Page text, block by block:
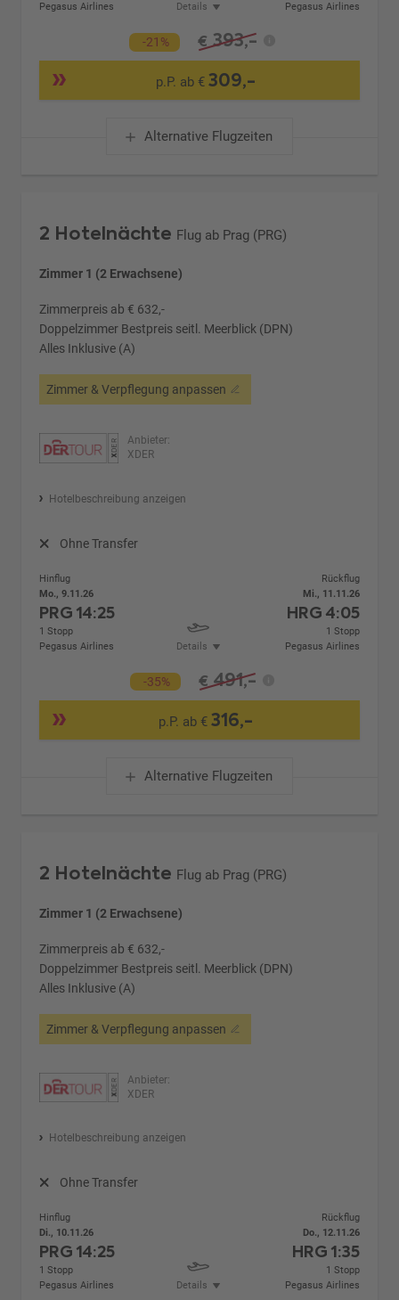
Pegasus Airlines
Details
Pegasus Airlines
-21% € 393,-
p.P. ab €309,-
Alternative Flugzeiten
2 Hotelnächte Flug ab Prag (PRG)
Zimmer 1 (2 Erwachsene)
Zimmerpreis ab € 632,-
Doppelzimmer Bestpreis seitl. Meerblick (DPN)
Alles Inklusive (A)
Zimmer & Verpflegung anpassen
Anbieter:
XDER
Hotelbeschreibung anzeigen
Ohne Transfer
Hinflug
Mo., 9.11.26
PRG14:25
1 Stopp
Pegasus Airlines
Details
Rückflug
Mi., 11.11.26
HRG 4:05
1 Stopp
Pegasus Airlines
-35% € 491,-
p.P. ab €316,-
Alternative Flugzeiten
2 Hotelnächte Flug ab Prag (PRG)
Zimmer 1 (2 Erwachsene)
Zimmerpreis ab € 632,-
Doppelzimmer Bestpreis seitl. Meerblick (DPN)
Alles Inklusive (A)
Zimmer & Verpflegung anpassen
Anbieter:
XDER
Hotelbeschreibung anzeigen
Ohne Transfer
Hinflug
Di., 10.11.26
PRG14:25
1 Stopp
Pegasus Airlines
Details
Rückflug
Do., 12.11.26
HRG 1:35
1 Stopp
Pegasus Airlines